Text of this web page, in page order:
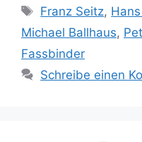
Schlagwörter
Franz Seitz,
Michael Ballhaus,
Fassbinder
Schreibe einen